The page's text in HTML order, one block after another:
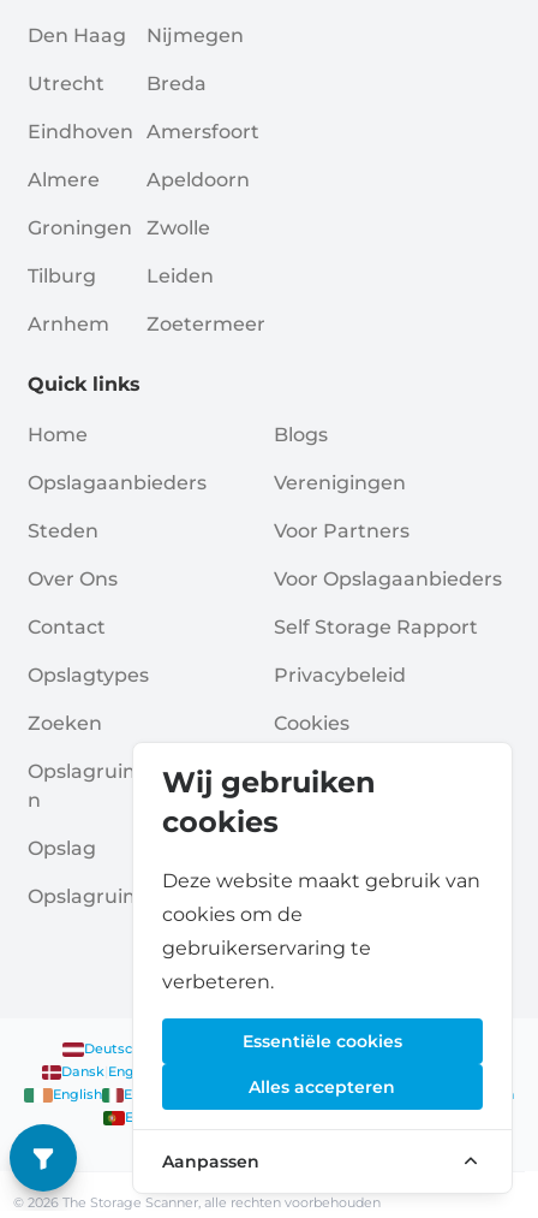
Wij gebruiken
cookies
Deze website maakt gebruik van
cookies om de
gebruikerservaring te
verbeteren.
Essentiële cookies
Alles accepteren
Aanpassen
Den Haag
Utrecht
Eindhoven
Almere
Groningen
Tilburg
Arnhem
Nijmegen
Breda
Amersfoort
Apeldoorn
Zwolle
Leiden
Zoetermeer
Quick links
Home
Opslagaanbieders
Steden
Over Ons
Contact
Opslagtypes
Zoeken
Opslagruimte Aanvrage
N
Opslag
Opslagruimte Gidsen
Blogs
Verenigingen
Voor Partners
Voor Opslagaanbieders
Self Storage Rapport
Privacybeleid
Cookies
Algemene Voorwaarde
N
Deutsch Nederlands|Français|English
Dansk English
English
English
English Nederlands|English Norsk |English
English
English
© 2026 The Storage Scanner, alle rechten voorbehouden